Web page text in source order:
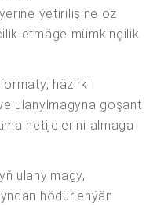
ýetirilişine öz
etmäge mümkinçilik
häzirki
ulanylmagyna goşant
netijelerini almaga
ulanylmagy,
hödürlenýän